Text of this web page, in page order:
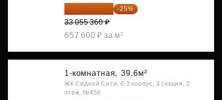
24 791 520 ₽ -25%
33 055 360 ₽
657 600 ₽ за м²
1-комнатная, 39.6м²
ЖК Сидней Сити, 6.3 корпус, 3 секция, 2
этаж, №458